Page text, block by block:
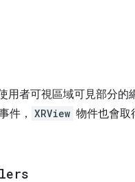
用者可視區域可見部分的
件， XRView 物件也會取